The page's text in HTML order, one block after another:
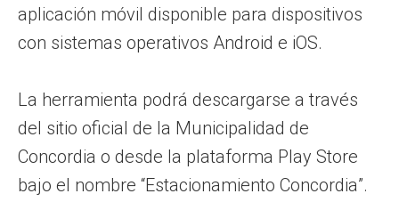
aplicación móvil disponible para dispositivos
con sistemas operativos Android e iOS.
La herramienta podrá descargarse a través
del sitio oficial de la Municipalidad de
Concordia o desde la plataforma Play Store
bajo el nombre “Estacionamiento Concordia”.